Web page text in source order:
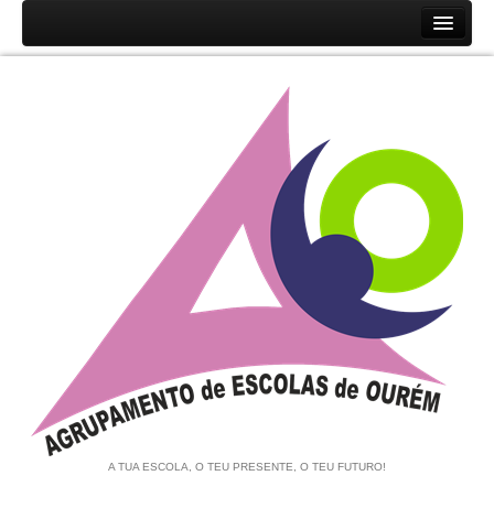
Unidades Orgânicas
Documentos
Associação de Pais e EE
Equipa de Autoavaliação
Notícias
A TUA ESCOLA, O TEU PRESENTE, O TEU FUTURO!